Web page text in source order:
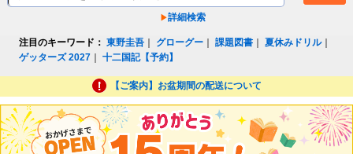
詳細検索
注目のキーワード： 東野圭吾 グローグー ｜課題図書 ｜夏休みドリル｜
ゲッターズ 2027 ｜十二国記【予約】
【ご案内】お盆期間の配送について